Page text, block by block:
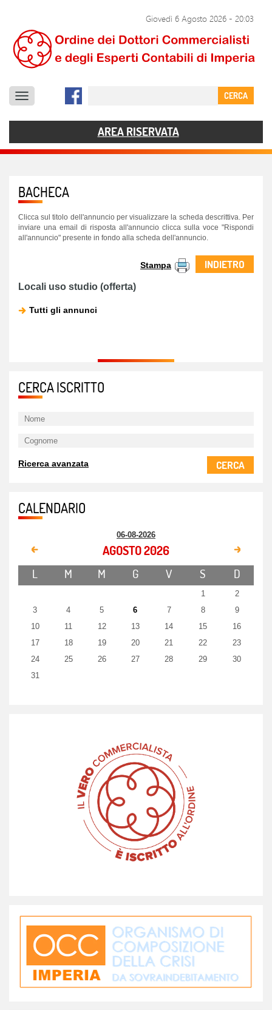
Giovedì 6 Agosto 2026 - 20:03
CERCA
DOCUMENTI
COMUNICAZIONE
CONTATTI
AREA RISERVATA
BACHECA
Clicca sul titolo dell'annuncio per visualizzare la scheda descrittiva. Per
inviare una email di risposta all'annuncio clicca sulla voce "Rispondi
all'annuncio" presente in fondo alla scheda dell'annuncio.
INDIETRO
Stampa
Locali uso studio (offerta)
Tutti gli annunci
CERCA ISCRITTO
CERCA
Ricerca avanzata
CALENDARIO
06-08-2026
AGOSTO 2026
L M M G V S D
1
2
3
4 5 6 7 8
9
10
11 12 13 14 15
16
17
18 19 20 21 22
23
24
25 26 27 28 29
30
31